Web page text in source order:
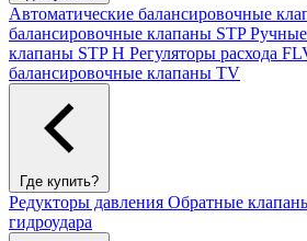
Автоматические балансировочные
балансировочные клапаны STP
клапаны STP H Регуляторы расхода
балансировочные клапаны TV
Где купить?
Редукторы давления Обратные
гидроудара